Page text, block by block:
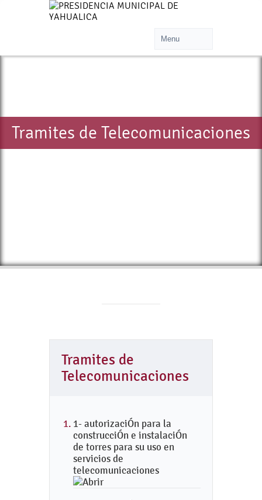
Tramites de Telecomunicaciones
Tramites de
Telecomunicaciones
1- autorizaciÓn para la
construcciÓn e instalaciÓn
de torres para su uso en
servicios de
telecomunicaciones